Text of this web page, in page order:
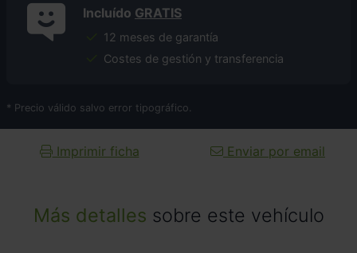
Más detalles sobre este vehículo
Incluído GRATIS
12 meses de garantía
Costes de gestión y transferencia
* Precio válido salvo error tipográfico.
Imprimir ficha Enviar por email